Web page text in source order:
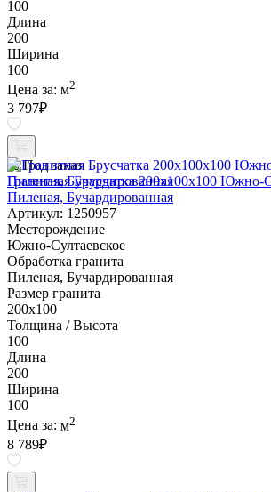
100
Длина
200
Ширина
100
Цена за: м2
3 797₽
Под заказ
Гранитная Брусчатка 200х100x100 Южно-
Пиленая, Бучардированная
Артикул: 1250957
Месторождение
Южно-Султаевское
Обработка гранита
Пиленая, Бучардированная
Размер гранита
200х100
Толщина / Высота
100
Длина
200
Ширина
100
Цена за: м2
8 789₽